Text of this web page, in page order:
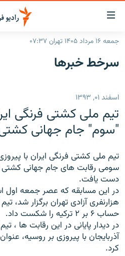
لینک‌های
قابلیت
دسترسی
بازگشت
اصلی
رفتن
صفحه
ایران
رادیو
انتخاب کنید و بشنوید
فرکانس‌ها
پادکست
گزارش‌های تصویری
گزارش‌های ویدئویی
زنان فردا
English
به ما بپیوندید
جمعه ۱۶ مرداد ۱۴۰۵ تهران ۰۷:۳۷
سرخط‌ خبرها
اسفند ۰۱, ۱۳۹۳
تیم ملی کشتی فرنگی
"سوم" جام جهانی
تيم ملی کشتی فرنگی ايران با
دست يافت.
در اين مسابقه که عصر جمعه اول
هزارنفری آزادی تهران برگزار شد،
حساب ۶ بر ۲ ترکيه را شکست داد.
در ديدار پايانی در اين رقابت ها ،
آذربايجان با پيروزی بر روسيه،
کرد.